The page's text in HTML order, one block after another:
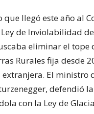
que llegó este año al
de Inviolabilidad
eliminar el tope
Rurales fija desde
El ministro
defendió
con la Ley de